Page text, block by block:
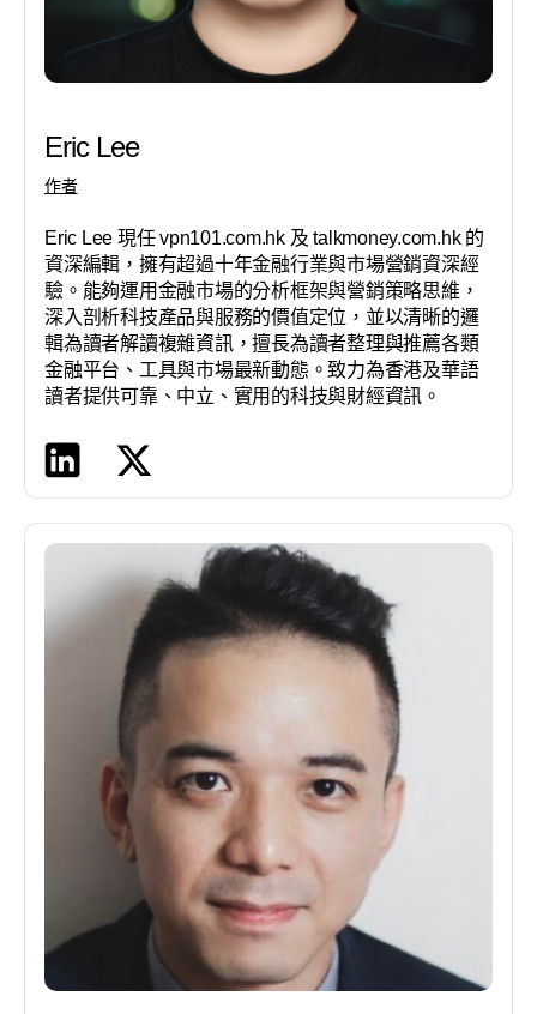
Eric Lee
作者
Eric Lee 現任 vpn101.com.hk 及 talkmoney.com.hk 的
資深編輯，擁有超過十年金融行業與市場營銷資深經
驗。能夠運用金融市場的分析框架與營銷策略思維，
深入剖析科技產品與服務的價值定位，並以清晰的邏
輯為讀者解讀複雜資訊，擅長為讀者整理與推薦各類
金融平台、工具與市場最新動態。致力為香港及華語
讀者提供可靠、中立、實用的科技與財經資訊。